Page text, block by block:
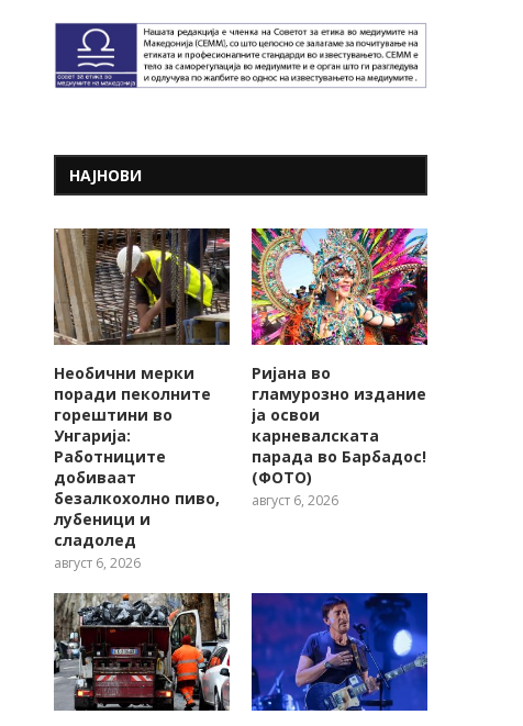
НАЈНОВИ
Необични мерки
поради пеколните
горештини во
Унгарија:
Работниците
добиваат
безалкохолно пиво,
лубеници и
сладолед
август 6, 2026
Ријана во
гламурозно издание
ја освои
карневалската
парада во Барбадос!
(ФОТО)
август 6, 2026